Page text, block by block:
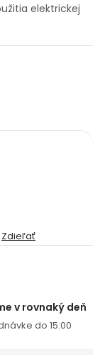
poriadok
elektrickej
Zdieľať
v rovnaký deň
do 15:00